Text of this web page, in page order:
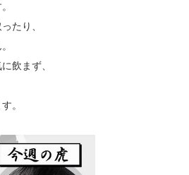
たり、
飲まず、
。